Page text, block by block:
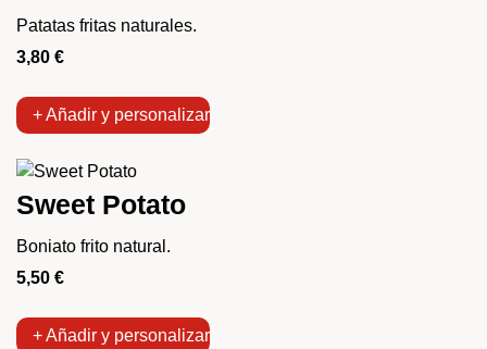
Patatas fritas naturales.
3,80 €
+ Añadir y personalizar
Sweet Potato
Boniato frito natural.
5,50 €
+ Añadir y personalizar